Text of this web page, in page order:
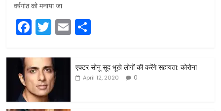
वर्षगांठ को मनाया जा
F
a
c
e
b
o
T
w
itt
er
E
m
ar
e
एक्टर सोनू सूद भूखे लोगों की करेंगे सहायता: कोरोना
April 12, 2020 0